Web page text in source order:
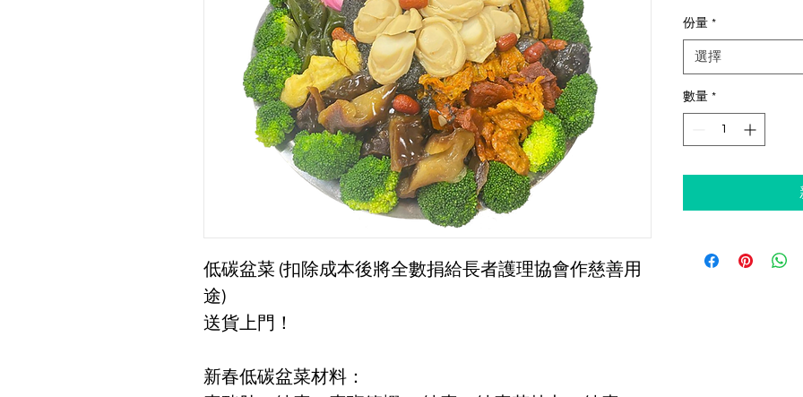
低碳盆菜 (扣除成本後將全數捐給長者護理協會作慈善用
途)
送貨上門！
新春低碳盆菜材料：
份量 *
選擇
數量 *